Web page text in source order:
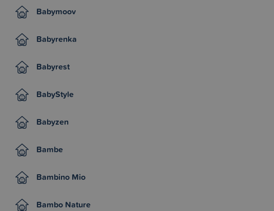
Babymoov
Babyrenka
Babyrest
BabyStyle
Babyzen
Bambe
Bambino Mio
Bambo Nature